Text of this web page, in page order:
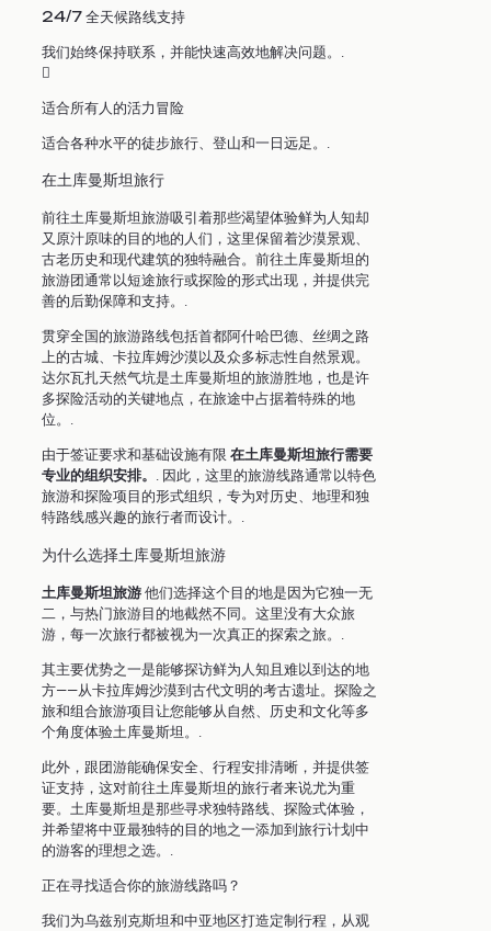
24/7 全天候路线支持
我们始终保持联系，并能快速高效地解决问题。.
适合所有人的活力冒险
适合各种水平的徒步旅行、登山和一日远足。.
在土库曼斯坦旅行
前往土库曼斯坦旅游吸引着那些渴望体验鲜为人知却
又原汁原味的目的地的人们，这里保留着沙漠景观、
古老历史和现代建筑的独特融合。前往土库曼斯坦的
旅游团通常以短途旅行或探险的形式出现，并提供完
善的后勤保障和支持。.
贯穿全国的旅游路线包括首都阿什哈巴德、丝绸之路
上的古城、卡拉库姆沙漠以及众多标志性自然景观。
达尔瓦扎天然气坑是土库曼斯坦的旅游胜地，也是许
多探险活动的关键地点，在旅途中占据着特殊的地
位。.
由于签证要求和基础设施有限 在土库曼斯坦旅行需要
专业的组织安排。
. 因此，这里的旅游线路通常以特色
旅游和探险项目的形式组织，专为对历史、地理和独
特路线感兴趣的旅行者而设计。.
为什么选择土库曼斯坦旅游
土库曼斯坦旅游 他们选择这个目的地是因为它独一无
二，与热门旅游目的地截然不同。这里没有大众旅
游，每一次旅行都被视为一次真正的探索之旅。.
其主要优势之一是能够探访鲜为人知且难以到达的地
方——从卡拉库姆沙漠到古代文明的考古遗址。探险之
旅和组合旅游项目让您能够从自然、历史和文化等多
个角度体验土库曼斯坦。.
此外，跟团游能确保安全、行程安排清晰，并提供签
证支持，这对前往土库曼斯坦的旅行者来说尤为重
要。土库曼斯坦是那些寻求独特路线、探险式体验，
并希望将中亚最独特的目的地之一添加到旅行计划中
的游客的理想之选。.
正在寻找适合你的旅游线路吗？
我们为乌兹别克斯坦和中亚地区打造定制行程，从观